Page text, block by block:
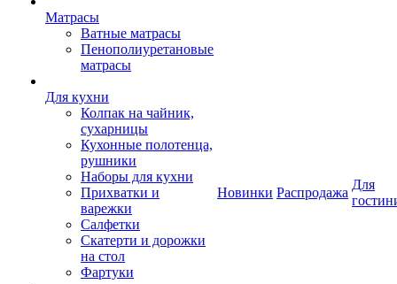
Матрасы
Ватные матрасы
Пенополиуретановые
матрасы
Для кухни
Колпак на чайник,
сухарницы
Кухонные полотенца,
рушники
Наборы для кухни
Прихватки и
варежки
Салфетки
Скатерти и дорожки
на стол
Фартуки
Новинки Распродажа
Для